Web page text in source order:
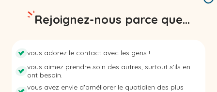
Rejoignez-nous parce que...
vous adorez le contact avec les gens !
vous aimez prendre soin des autres, surtout s'ils en
ont besoin.
vous avez envie d'améliorer le quotidien des plus